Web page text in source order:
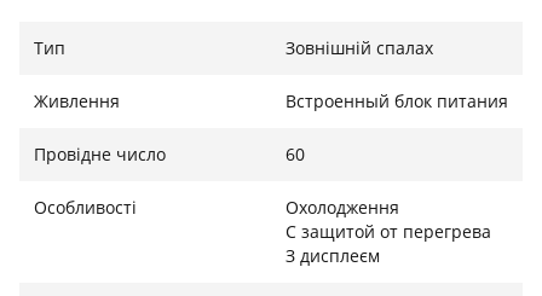
пристрій для виїзної зйомки.
що дозволяє керувати ним за допомогою
бездротового дистанційного керування,
фотоелемента, синхронізуючого кабелю або
Тип Зовнішній спалах
Живлення Встроенный блок питания
Провідне число 60
Особливості
Охолодження
С защитой от перегрева
З дисплеєм